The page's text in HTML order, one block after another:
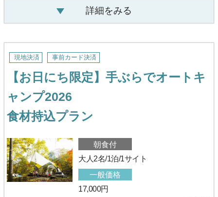
詳細をみる
現地決済 事前カード決済
【お日にち限定】手ぶらでオートキ
ャンプ2026
食材持込プラン
朝食付
大人2名/1泊/1サイト
一般価格
17,000円